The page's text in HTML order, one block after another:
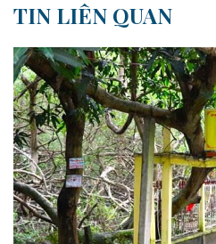
TIN LIÊN QUAN